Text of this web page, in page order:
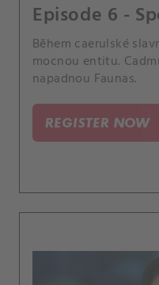
Episode 6 -
Během caerulské
mocnou entitu.
napadnou Faunas.
REGISTER NOW